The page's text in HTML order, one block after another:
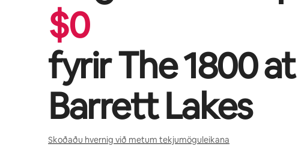
$0
fyrirThe 1800 at
Barrett Lakes
Skoðaðu hvernig við metum tekjumöguleikana